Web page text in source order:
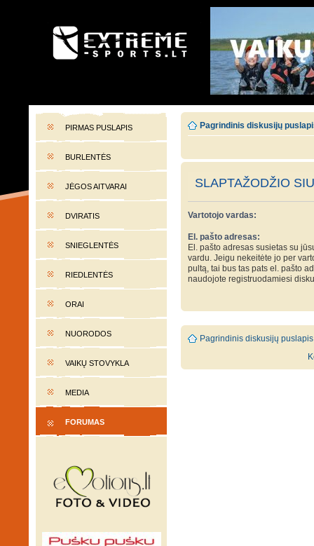
EXTREME-SPORTS.LT
PIRMAS PUSLAPIS
BURLENTĖS
JĖGOS AITVARAI
DVIRATIS
SNIEGLENTĖS
RIEDLENTĖS
ORAI
NUORODOS
VAIKŲ STOVYKLA
MEDIA
FORUMAS
Pagrindinis diskusijų
SLAPTAŽODŽIO
Vartotojo vardas:
El. pašto adresas:
El. pašto adresas susietas su
vardu. Jeigu nekeitėte jo per
pultą, tai bus tas pats el. pašto
naudojote registruodamiesi
Pagrindinis diskusijų puslapis